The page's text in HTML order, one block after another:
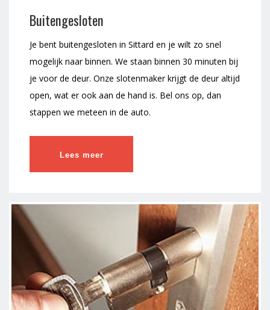
Buitengesloten
Je bent buitengesloten in Sittard en je wilt zo snel
mogelijk naar binnen. We staan binnen 30 minuten bij
je voor de deur. Onze slotenmaker krijgt de deur altijd
open, wat er ook aan de hand is. Bel ons op, dan
stappen we meteen in de auto.
Lees meer